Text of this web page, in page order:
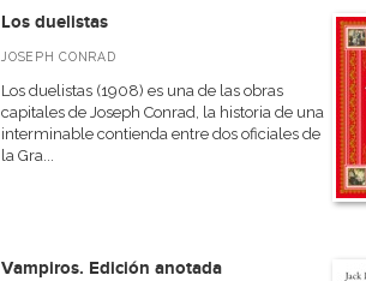
Los duelistas
JOSEPH CONRAD
Los duelistas (1908) es una de las obras
capitales de Joseph Conrad, la historia de una
interminable contienda entre dos oficiales de
la Gra...
Vampiros. Edición anotada